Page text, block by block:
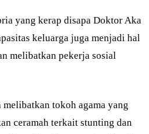
yang kerap disapa Doktor Aka
keluarga juga menjadi hal
melibatkan pekerja sosial
melibatkan tokoh agama yang
ceramah terkait stunting dan